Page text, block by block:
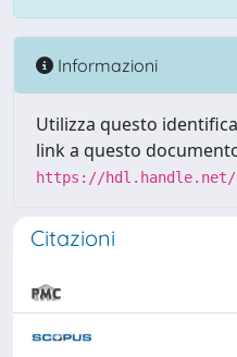
Informazioni
Utilizza questo
link a questo
https://hdl.handle.net/
Citazioni